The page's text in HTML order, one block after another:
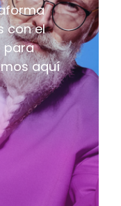
con el
para
aquí